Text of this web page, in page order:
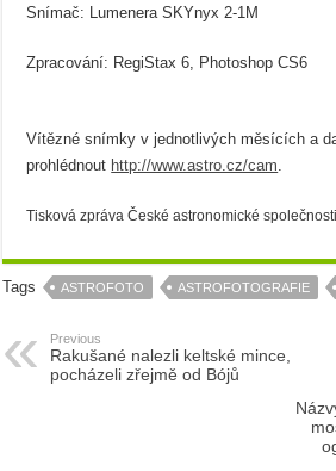
Snímač: Lumenera SKYnyx 2-1M
Zpracování: RegiStax 6, Photoshop CS6
Vítězné snímky v jednotlivých měsících a
prohlédnout http://www.astro.cz/cam
Tisková zpráva České astronomické společnosti
Tags ASTROFOTO ASTROFOTOGRAFIE
Previous
Rakušané nalezli keltské mince,
pocházeli zřejmě od Bójů